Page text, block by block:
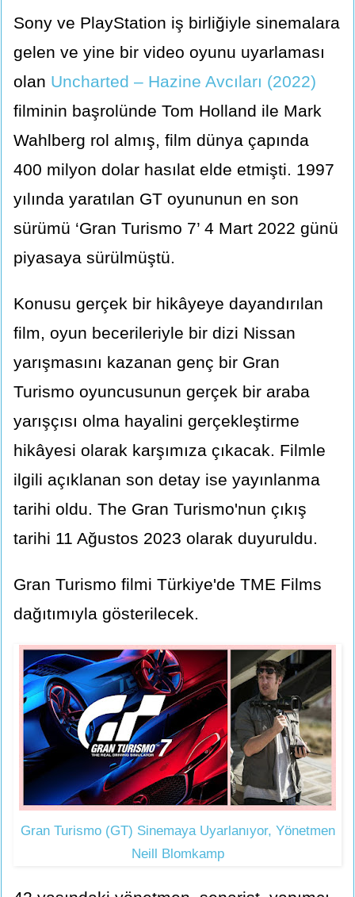
Sony ve PlayStation iş birliğiyle sinemalara
gelen ve yine bir video oyunu uyarlaması
olan Uncharted – Hazine Avcıları (2022)
filminin başrolünde Tom Holland ile Mark
Wahlberg rol almış, film dünya çapında
400 milyon dolar hasılat elde etmişti. 1997
yılında yaratılan GT oyununun en son
sürümü ‘Gran Turismo 7’ 4 Mart 2022 günü
piyasaya sürülmüştü.
Konusu gerçek bir hikâyeye dayandırılan
film, oyun becerileriyle bir dizi Nissan
yarışmasını kazanan genç bir Gran
Turismo oyuncusunun gerçek bir araba
yarışçısı olma hayalini gerçekleştirme
hikâyesi olarak karşımıza çıkacak. Filmle
ilgili açıklanan son detay ise yayınlanma
tarihi oldu. The Gran Turismo'nun çıkış
tarihi 11 Ağustos 2023 olarak duyuruldu.
Gran Turismo filmi Türkiye'de TME Films
dağıtımıyla gösterilecek.
Gran Turismo (GT) Sinemaya Uyarlanıyor, Yönetmen
Neill Blomkamp